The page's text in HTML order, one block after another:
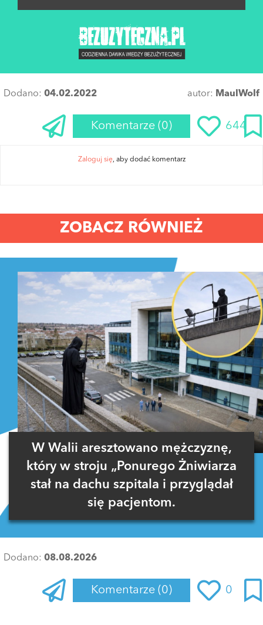
Dodano: 04.02.2022 autor: MaulWolf
Komentarze (0) 644
Zaloguj się, aby dodać komentarz
ZOBACZ RÓWNIEŻ
W Walii aresztowano mężczyznę,
który w stroju „Ponurego Żniwiarza
stał na dachu szpitala i przyglądał
się pacjentom.
Dodano: 08.08.2026
Komentarze (0) 0